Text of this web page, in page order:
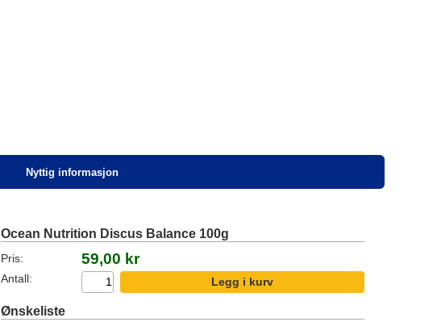
Nyttig informasjon
Ocean Nutrition Discus Balance 100g
Pris: 59,00 kr
Antall:
Ønskeliste